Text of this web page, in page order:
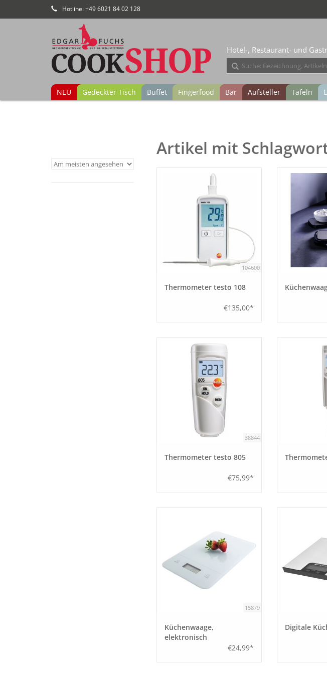
Hotline: +49 6021 84 02 128
Hotel-, Restaurant- und
NEU Gedeckter Tisch Buffet Fingerfood Bar Aufsteller Tafeln
Artikel mit
104600
Thermometer testo 108
€135,00*
38844
Thermometer testo 805
€75,99*
15879
Küchenwaage,
elektronisch
€24,99*
Digitale